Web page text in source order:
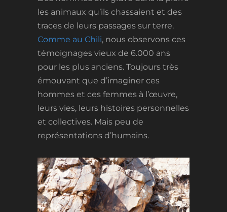
les animaux qu’ils chassaient et des
traces de leurs passages sur terre.
Comme au Chili, nous observons ces
témoignages vieux de 6.000 ans
pour les plus anciens. Toujours très
émouvant que d’imaginer ces
hommes et ces femmes à l’œuvre,
leurs vies, leurs histoires personnelles
et collectives. Mais peu de
représentations d’humains.